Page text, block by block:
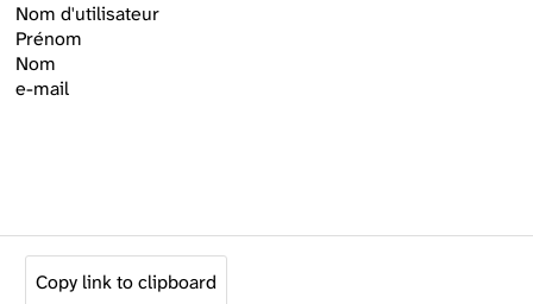
Nom d'utilisateur
Prénom
Nom
e-mail
Copy link to clipboard